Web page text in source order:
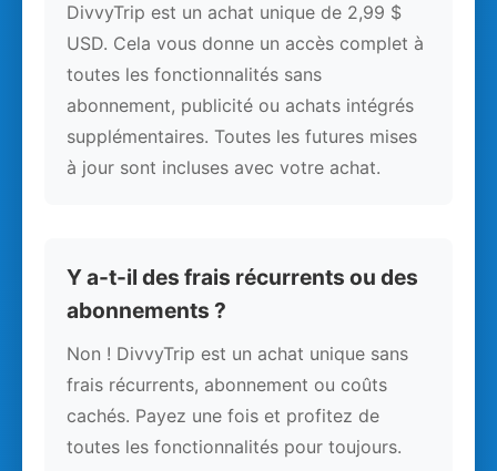
DivvyTrip est un achat unique de 2,99 $
USD. Cela vous donne un accès complet à
toutes les fonctionnalités sans
abonnement, publicité ou achats intégrés
supplémentaires. Toutes les futures mises
à jour sont incluses avec votre achat.
Y a-t-il des frais récurrents ou des
abonnements ?
Non ! DivvyTrip est un achat unique sans
frais récurrents, abonnement ou coûts
cachés. Payez une fois et profitez de
toutes les fonctionnalités pour toujours.